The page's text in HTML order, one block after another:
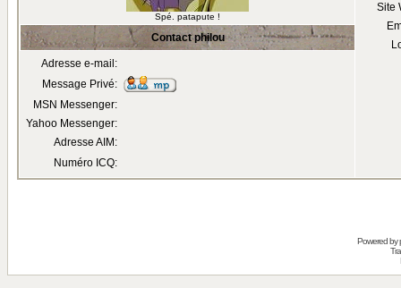
Spé. patapute !
Site
Contact philou
Adresse e-mail:
Message Privé:
MSN Messenger:
Yahoo Messenger:
Adresse AIM:
Numéro ICQ:
Powered by